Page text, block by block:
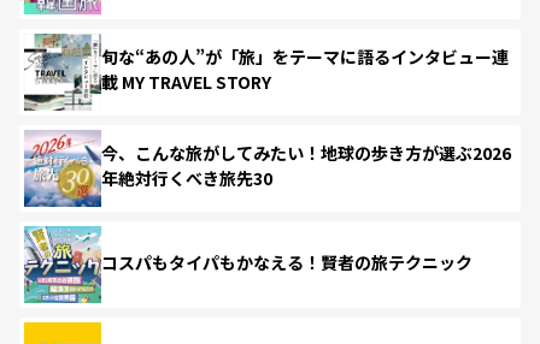
旬な“あの人”が「旅」をテーマに語るインタビュー連
載 MY TRAVEL STORY
今、こんな旅がしてみたい！地球の歩き方が選ぶ2026
年絶対行くべき旅先30
コスパもタイパもかなえる！賢者の旅テクニック